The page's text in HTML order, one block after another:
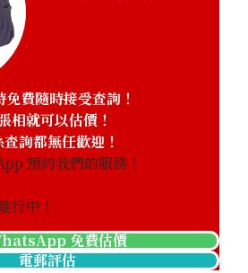
費隨時接受查詢！
相就可以估價！
查詢都無任歡迎！
預約我們的服務！
行中！
免費估價
電郵評估